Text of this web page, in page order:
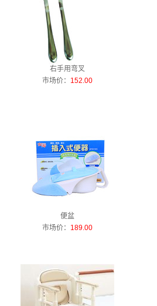
右手用弯叉
市场价： 152.00
便盆
市场价： 189.00